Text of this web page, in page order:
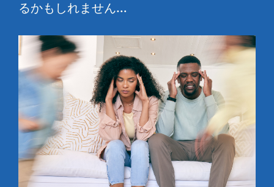
るかもしれません…